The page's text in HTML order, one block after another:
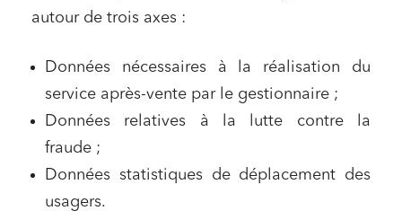
autour de trois axes :
Données nécessaires à la réalisation du
service après-vente par le gestionnaire ;
Données relatives à la lutte contre la
fraude ;
Données statistiques de déplacement des
usagers.